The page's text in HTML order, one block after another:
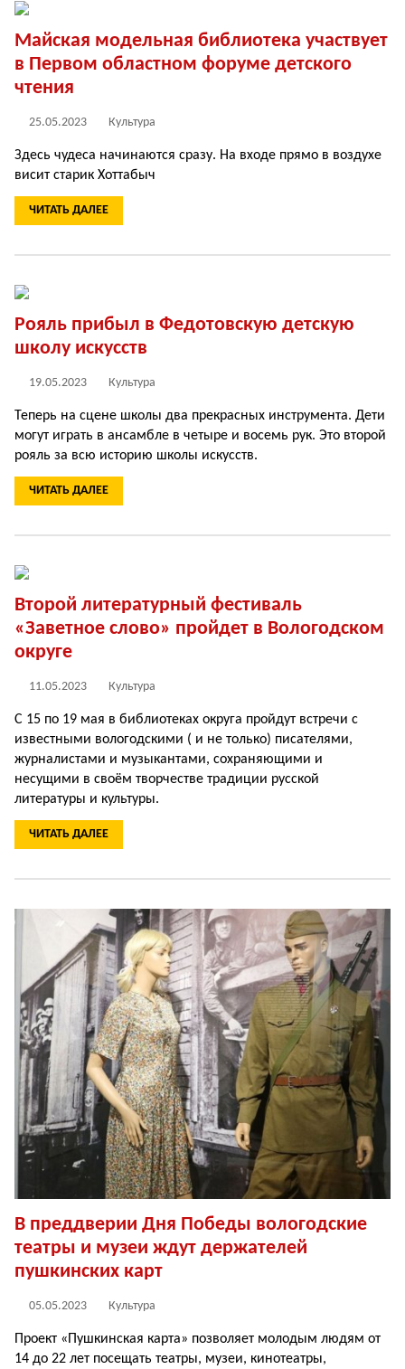
Майская модельная библиотека участвует
в Первом областном форуме детского
чтения
25.05.2023 Культура
Здесь чудеса начинаются сразу. На входе прямо в воздухе
висит старик Хоттабыч
ЧИТАТЬ ДАЛЕЕ
Рояль прибыл в Федотовскую детскую
школу искусств
19.05.2023 Культура
Теперь на сцене школы два прекрасных инструмента. Дети
могут играть в ансамбле в четыре и восемь рук. Это второй
рояль за всю историю школы искусств.
ЧИТАТЬ ДАЛЕЕ
Второй литературный фестиваль
«Заветное слово» пройдет в Вологодском
округе
11.05.2023 Культура
С 15 по 19 мая в библиотеках округа пройдут встречи с
известными вологодскими ( и не только) писателями,
журналистами и музыкантами, сохраняющими и
несущими в своём творчестве традиции русской
литературы и культуры.
ЧИТАТЬ ДАЛЕЕ
В преддверии Дня Победы вологодские
театры и музеи ждут держателей
пушкинских карт
05.05.2023 Культура
Проект «Пушкинская карта» позволяет молодым людям от
14 до 22 лет посещать театры, музеи, кинотеатры,